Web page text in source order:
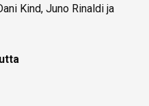
Kind, Juno Rinaldi ja